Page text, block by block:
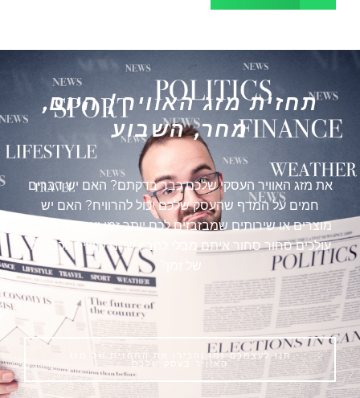
תחזית מזג האוויר | היום,
מחר, השבוע
את מזג האוויר העסקי שלכם כבר בדקתם? האם יש דברים
חמים על המדף שהעסק שלכם יכול להרוויח? האם יש
מוצרים או שירותים שמבזבזים לכם יותר זמן ואנרגיה ואתם
עולכים סחור סחור איתם מבלי להבין שהם עושים לכם גזל
תנו לעצמכם זמן והכירו את התחזית של מזג
האוויר בעסק שלכם